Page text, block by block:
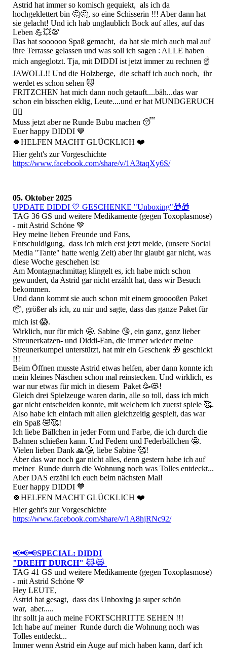
Astrid hat immer so komisch gequiekt, als ich da
hochgeklettert bin 🤔🤔, so eine Schisserin !!! Aber dann hat
sie gelacht! Und ich hab unglaublich Bock auf alles, auf das
Leben 💪💥💯
Das hat soooooo Spaß gemacht, da hat sie mich auch mal auf
ihre Terrasse gelassen und was soll ich sagen : ALLE haben
mich angeglotzt. Tja, mit DIDDI ist jetzt immer zu rechnen ☝️
JAWOLL!! Und die Holzberge, die schaff ich auch noch, ihr
werdet es schon sehen 😼
FRITZCHEN hat mich dann noch getauft....bäh...das war
schon ein bisschen eklig, Leute....und er hat MUNDGERUCH
😵‍💫
Muss jetzt aber ne Runde Bubu machen 😴
Euer happy DIDDI 💙
🍀HELFEN MACHT GLÜCKLICH ❤️
Hier geht's zur Vorgeschichte
https://www.facebook.com/share/v/1A3taqXy6S/
05. Oktober 2025
UPDATE DIDDI 💙 GESCHENKE "Unboxing"🎁🎁
TAG 36 GS und weitere Medikamente (gegen Toxoplasmose)
- mit Astrid Schöne 💚
Hey meine lieben Freunde und Fans,
Entschuldigung, dass ich mich erst jetzt melde, (unsere Social
Media "Tante" hatte wenig Zeit) aber ihr glaubt gar nicht, was
diese Woche geschehen ist:
Am Montagnachmittag klingelt es, ich habe mich schon
gewundert, da Astrid gar nicht erzählt hat, dass wir Besuch
bekommen.
Und dann kommt sie auch schon mit einem grooooßen Paket
📦, größer als ich, zu mir und sagte, dass das ganze Paket für
mich ist 😱.
Wirklich, nur für mich 🤩. Sabine 😘, ein ganz, ganz lieber
Streunerkatzen- und Diddi-Fan, die immer wieder meine
Streunerkumpel unterstützt, hat mir ein Geschenk 🎁 geschickt
!!!
Beim Öffnen musste Astrid etwas helfen, aber dann konnte ich
mein kleines Näschen schon mal reinstecken. Und wirklich, es
war nur etwas für mich in diesem Paket 🥳😻!
Gleich drei Spielzeuge waren darin, alle so toll, dass ich mich
gar nicht entscheiden konnte, mit welchem ich zuerst spiele 🥰.
Also habe ich einfach mit allen gleichzeitig gespielt, das war
ein Spaß 🤣🥰!
Ich liebe Bällchen in jeder Form und Farbe, die ich durch die
Bahnen schießen kann. Und Federn und Federbällchen 🤩.
Vielen lieben Dank 🙏😘, liebe Sabine 🥰!
Aber das war noch gar nicht alles, denn gestern habe ich auf
meiner Runde durch die Wohnung noch was Tolles entdeckt...
Aber DAS erzähl ich euch beim nächsten Mal!
Euer happy DIDDI 💙
🍀HELFEN MACHT GLÜCKLICH ❤️
Hier geht's zur Vorgeschichte
https://www.facebook.com/share/v/1A8hjRNc92/
📢📢📢SPECIAL: DIDDI
"DREHT DURCH" 😹😹
TAG 41 GS und weitere Medikamente (gegen Toxoplasmose)
- mit Astrid Schöne 💚
Hey LEUTE,
Astrid hat gesagt, dass das Unboxing ja super schön
war, aber.....
ihr sollt ja auch meine FORTSCHRITTE SEHEN !!!
Ich habe auf meiner Runde durch die Wohnung noch was
Tolles entdeckt...
Immer wenn Astrid ein Auge auf mich haben kann, darf ich